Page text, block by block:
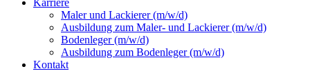
Karriere
Maler und Lackierer (m/w/d)
Ausbildung zum Maler- und Lackierer (m/w/d)
Bodenleger (m/w/d)
Ausbildung zum Bodenleger (m/w/d)
Kontakt